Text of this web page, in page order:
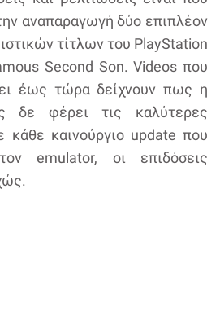
αναπαραγωγή δύο επιπλέον
τίτλων του PlayStation
Second Son. Videos που
έως τώρα δείχνουν πως η
δε φέρει τις καλύτερες
κάθε καινούργιο update που
emulator, οι επιδόσεις